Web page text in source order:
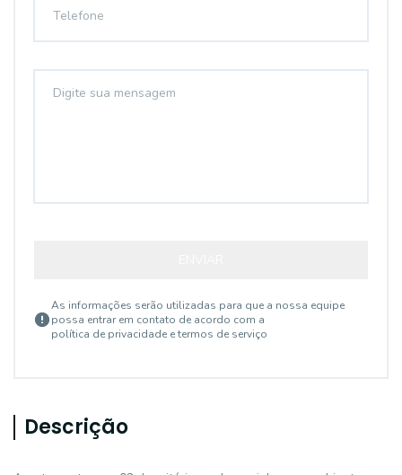
As informações serão utilizadas para que a nossa equipe
possa entrar em contato de acordo com a
política de privacidade e termos de serviço
Descrição